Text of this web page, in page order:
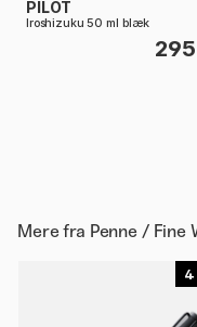
PILOT
Iroshizuku 50 ml blæk
Mere fra Penne / Fine
4